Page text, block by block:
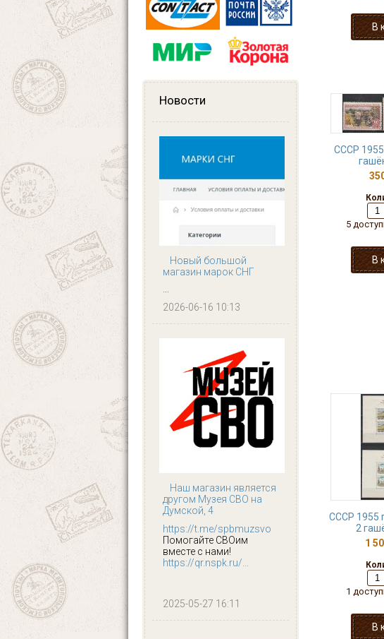
Новости
Новый большой
магазин марок СНГ
...
2026-06-16 10:13
Наш магазин является
другом Музея СВО на
Думской, 4
https://t.me/spbmuzsvo
Помогайте СВОим
вместе с нами!
https://qr.nspk.ru/...
2025-05-27 16:11
СССР 1955
5
СССР 1955
2
1
1